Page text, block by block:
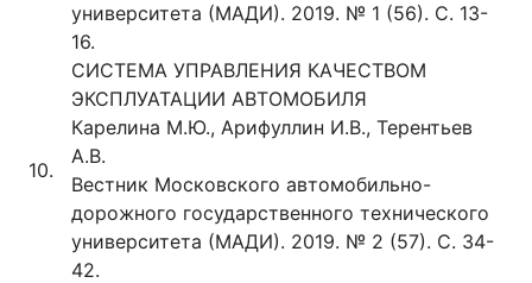
университета (МАДИ). 2019. № 1 (56). С. 13-
16.
10.
СИСТЕМА УПРАВЛЕНИЯ КАЧЕСТВОМ
ЭКСПЛУАТАЦИИ АВТОМОБИЛЯ
Карелина М.Ю., Арифуллин И.В., Терентьев
А.В.
Вестник Московского автомобильно-
дорожного государственного технического
университета (МАДИ). 2019. № 2 (57). С. 34-
42.